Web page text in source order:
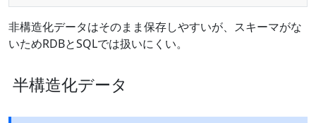
非構造化データはそのまま保存しやすいが、スキーマがな
いためRDBとSQLでは扱いにくい。
半構造化データ